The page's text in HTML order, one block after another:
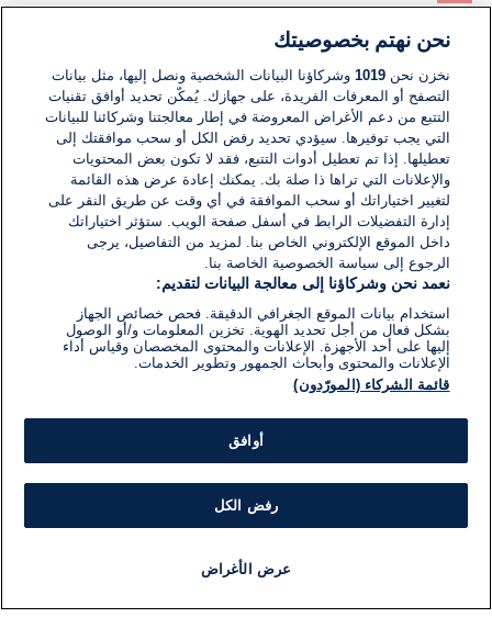
لا توجد تعليقات مكتوبة حتى الآن. كن الأول!
اكتب تعليقًا جديدًا ...
نحن نهتم بخصوصيتك
نخزن نحن1019 وشركاؤنا البيانات الشخصية ونصل إليها، مثل بيانات
التصفح أو المعرفات الفريدة، على جهازك. يُمكّن تحديد أوافق تقنيات
التتبع من دعم الأغراض المعروضة في إطار معالجتنا وشركائنا للبيانات
التي يجب توفيرها. سيؤدي تحديد رفض الكل أو سحب موافقتك إلى
تعطيلها. إذا تم تعطيل أدوات التتبع، فقد لا تكون بعض المحتويات
والإعلانات التي تراها ذا صلة بك. يمكنك إعادة عرض هذه القائمة
لتغيير اختياراتك أو سحب الموافقة في أي وقت عن طريق النقر على
إدارة التفضيلات الرابط في أسفل صفحة الويب. ستؤثر اختياراتك
داخل الموقع الإلكتروني الخاص بنا. لمزيد من التفاصيل، يرجى
الرجوع إلى سياسة الخصوصية الخاصة بنا.
نعمد نحن وشركاؤنا إلى معالجة البيانات لتقديم:
استخدام بيانات الموقع الجغرافي الدقيقة. فحص خصائص الجهاز
بشكل فعال من أجل تحديد الهوية. تخزين المعلومات و/أو الوصول
إليها على أحد الأجهزة. الإعلانات والمحتوى المخصصان وقياس أداء
الإعلانات والمحتوى وأبحاث الجمهور وتطوير الخدمات.
قائمة الشركاء (المورّدون)
أوافق
رفض الكل
عرض الأغراض